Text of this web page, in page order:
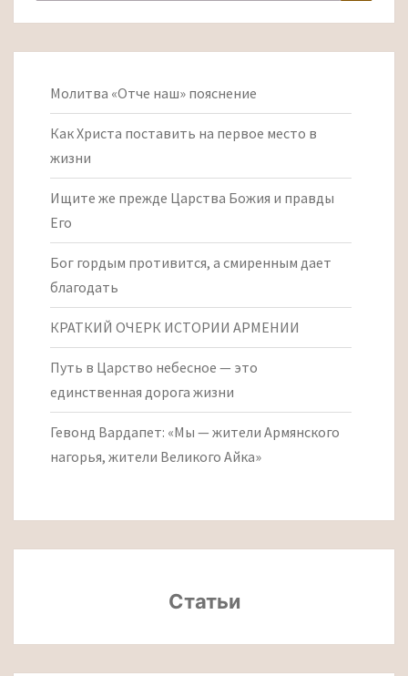
Молитва «Отче наш» пояснение
Как Христа поставить на первое место в
жизни
Ищите же прежде Царства Божия и правды
Его
Бог гордым противится, а смиренным дает
благодать
КРАТКИЙ ОЧЕРК ИСТОРИИ АРМЕНИИ
Путь в Царство небесное — это
единственная дорога жизни
Гевонд Вардапет: «Мы — жители Армянского
нагорья, жители Великого Айка»
Статьи